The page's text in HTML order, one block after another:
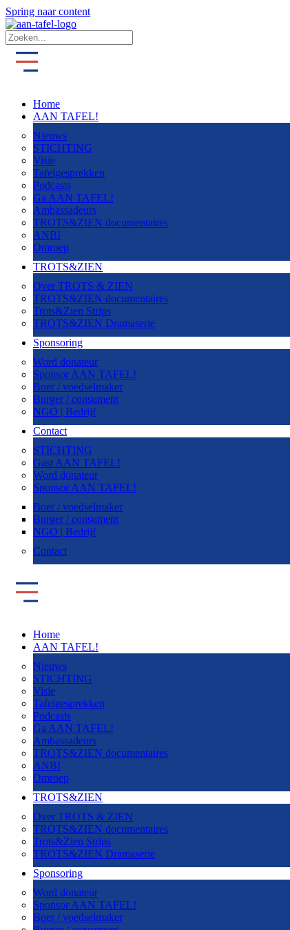
Spring naar content
Home
AAN TAFEL!
Nieuws
STICHTING
Visie
Tafelgesprekken
Podcasts
Ga AAN TAFEL!
Ambassadeurs
TROTS&ZIEN documentaires
ANBI
Omroep
TROTS&ZIEN
Over TROTS & ZIEN
TROTS&ZIEN documentaires
Trots&Zien Strips
TROTS&ZIEN Dramaserie
Sponsoring
Word donateur
Sponsor AAN TAFEL!
Boer / voedselmaker
Burger / consument
NGO | Bedrijf
Contact
STICHTING
Gast AAN TAFEL!
Word donateur
Sponsor AAN TAFEL!
Boer / voedselmaker
Burger / consument
NGO | Bedrijf
Contact
Home
AAN TAFEL!
Nieuws
STICHTING
Visie
Tafelgesprekken
Podcasts
Ga AAN TAFEL!
Ambassadeurs
TROTS&ZIEN documentaires
ANBI
Omroep
TROTS&ZIEN
Over TROTS & ZIEN
TROTS&ZIEN documentaires
Trots&Zien Strips
TROTS&ZIEN Dramaserie
Sponsoring
Word donateur
Sponsor AAN TAFEL!
Boer / voedselmaker